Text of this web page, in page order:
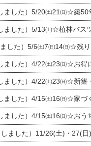
た）5/20㈯21㈰☆築50年平屋のおうちリノ
ました）5/13㈯☆植林バス
）5/6㈯7㈰14㈰☆残り1棟！一宮市限定モニター募
した）4/22㈯23㈰☆お得に窓リフ
した）4/22㈯23㈰☆新築・建替えモニタ
した）4/15㈯16㈰☆家づくりゆっくりじ
ました）4/15㈯16㈰☆おうちリ
した）11/26(土)・27(日)☆新築完成見学